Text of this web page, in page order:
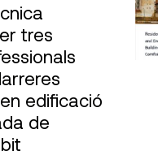
tres
edificació
de